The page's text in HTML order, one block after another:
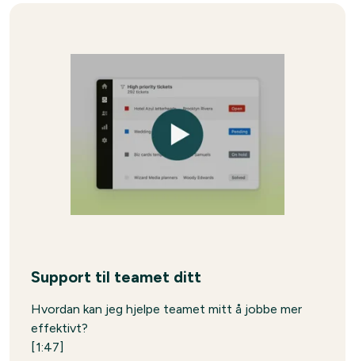
Support til teamet ditt
Hvordan kan jeg hjelpe teamet mitt å jobbe mer
effektivt?
[1:47]